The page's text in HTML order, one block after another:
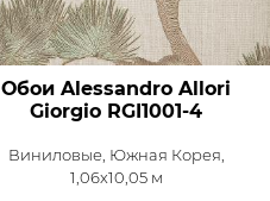
Обои Alessandro Allori
Giorgio RGI1001-4
Виниловые, Южная Корея,
1,06x10,05 м